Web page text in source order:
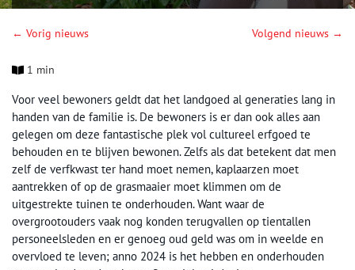
← Vorig nieuws Volgend nieuws →
1 min
Voor veel bewoners geldt dat het landgoed al generaties lang in
handen van de familie is. De bewoners is er dan ook alles aan
gelegen om deze fantastische plek vol cultureel erfgoed te
behouden en te blijven bewonen. Zelfs als dat betekent dat men
zelf de verfkwast ter hand moet nemen, kaplaarzen moet
aantrekken of op de grasmaaier moet klimmen om de
uitgestrekte tuinen te onderhouden. Want waar de
overgrootouders vaak nog konden terugvallen op tientallen
personeelsleden en er genoeg oud geld was om in weelde en
overvloed te leven; anno 2024 is het hebben en onderhouden